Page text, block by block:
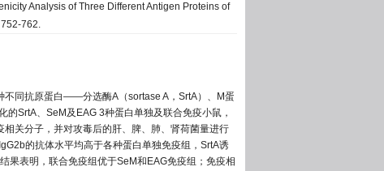
Analysis of Three Different Antigen Proteins of
762.
不同抗原蛋白——分选酶A（sortase A，SrtA）、M蛋
SrtA、SeM及EAG 3种蛋白单独及联合免疫小鼠，
关分子，并对攻毒后的肝、脾、肺、肾荷菌量进行
的抗体水平均高于各种蛋白单独免疫组，SrtA诱
果表明，联合免疫组优于SeM和EAG免疫组；免疫相